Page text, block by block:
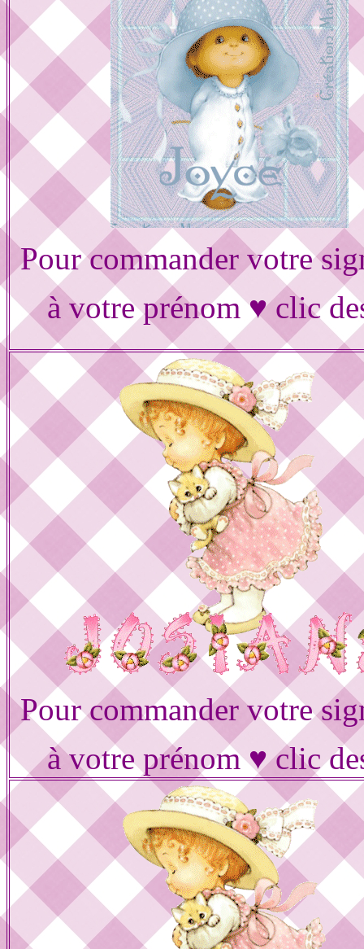
Pour commander votre
à votre prénom ♥ clic
Pour commander votre
à votre prénom ♥ clic